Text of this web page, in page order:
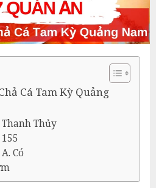
Cá Tam Kỳ Quảng
Thanh Thủy
Có